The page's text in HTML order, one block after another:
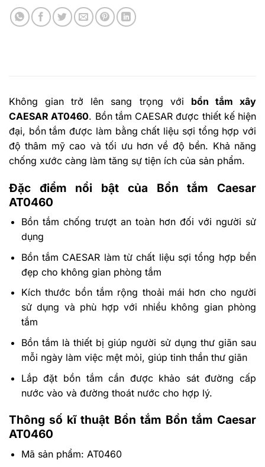
Không gian trở lên sang trọng với bồn tắm xây
CAESAR AT0460. Bồn tắm CAESARđược thiết kế hiện
đại, bồn tắm được làm bằng chất liệu sợi tổng hợp với
độ thâm mỹ cao và tối ưu hơn về độ bền. Khả năng
chống xước càng làm tăng sự tiện ích của sản phẩm.
Đặc điểm nổi bật của Bồn tắm Caesar
AT0460
Bồn tắm chống trượt an toàn hơn đối với người sử
dụng
Bồn tắm CAESAR làm từ chất liệu sợi tổng hợp bền
đẹp cho không gian phòng tắm
Kích thước bồn tắm rộng thoải mái hơn cho người
sử dụng và phù hợp với nhiều không gian phòng
tắm
Bồn tắm là thiết bị giúp người sử dụng thư giãn sau
mỗi ngày làm việc mệt mỏi, giúp tinh thần thư giãn
Lắp đặt bồn tắm cần được khảo sát đường cấp
nước vào và đường thoát nước cho hợp lý.
Thông số kĩ thuật Bồn tắm Bồn tắm Caesar
AT0460
Mã sản phẩm: AT0460